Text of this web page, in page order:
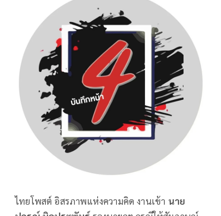
ไทยโพสต์ อิสรภาพแห่งความคิด งานเข้า นาย